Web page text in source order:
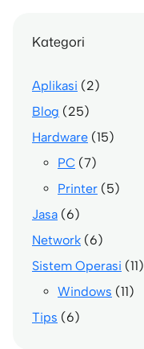
Kategori
Aplikasi (2)
Blog (25)
Hardware (15)
PC (7)
Printer (5)
Jasa (6)
Network (6)
Sistem Operasi (11)
Windows (11)
Tips (6)